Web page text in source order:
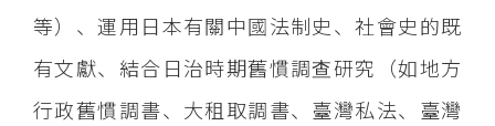
等）、運用日本有關中國法制史、社會史的既
有文獻、結合日治時期舊慣調查研究（如地方
行政舊慣調書、大租取調書、臺灣私法、臺灣